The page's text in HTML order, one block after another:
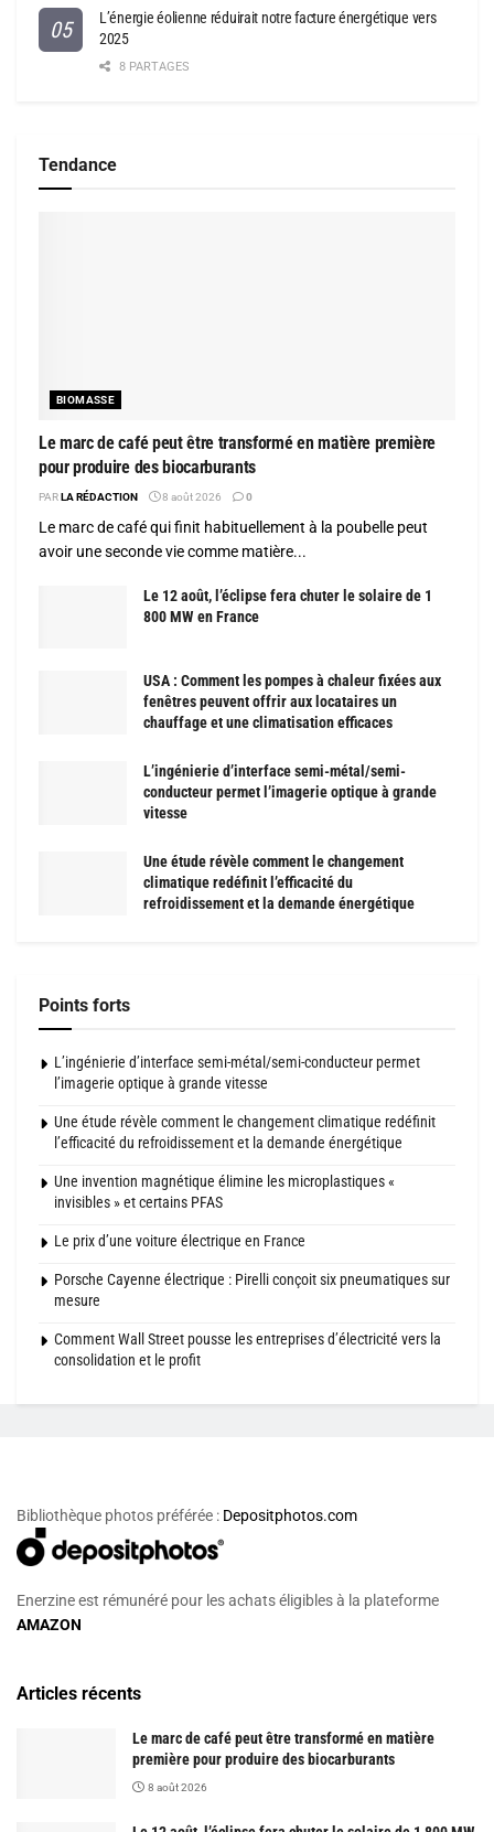
L’énergie éolienne réduirait notre facture énergétique vers
2025
8 PARTAGES
Tendance
BIOMASSE
Le marc de café peut être transformé en matière première
pour produire des biocarburants
PARLA RÉDACTION 8 août 2026 0
Le marc de café qui finit habituellement à la poubelle peut
avoir une seconde vie comme matière...
Le 12 août, l’éclipse fera chuter le solaire de 1
800 MW en France
USA : Comment les pompes à chaleur fixées aux
fenêtres peuvent offrir aux locataires un
chauffage et une climatisation efficaces
L’ingénierie d’interface semi-métal/semi-
conducteur permet l’imagerie optique à grande
vitesse
Une étude révèle comment le changement
climatique redéfinit l’efficacité du
refroidissement et la demande énergétique
Points forts
L’ingénierie d’interface semi-métal/semi-conducteur permet
l’imagerie optique à grande vitesse
Une étude révèle comment le changement climatique redéfinit
l’efficacité du refroidissement et la demande énergétique
Une invention magnétique élimine les microplastiques «
invisibles » et certains PFAS
Le prix d’une voiture électrique en France
Porsche Cayenne électrique : Pirelli conçoit six pneumatiques sur
mesure
Comment Wall Street pousse les entreprises d’électricité vers la
consolidation et le profit
Bibliothèque photos préférée : Depositphotos.com
Enerzine est rémunéré pour les achats éligibles à la plateforme
AMAZON
Articles récents
Le marc de café peut être transformé en matière
première pour produire des biocarburants
8 août 2026